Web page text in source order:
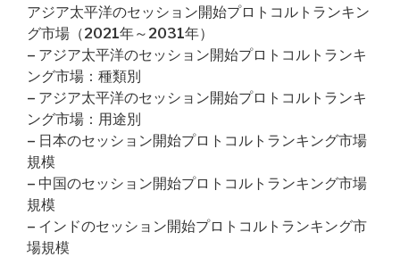
アジア太平洋のセッション開始プロトコルトランキン
グ市場（2021年～2031年）
– アジア太平洋のセッション開始プロトコルトランキ
ング市場：種類別
– アジア太平洋のセッション開始プロトコルトランキ
ング市場：用途別
– 日本のセッション開始プロトコルトランキング市場
規模
– 中国のセッション開始プロトコルトランキング市場
規模
– インドのセッション開始プロトコルトランキング市
場規模